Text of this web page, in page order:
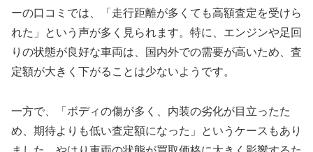
ーの口コミでは、「走行距離が多くても高額査定を受けら
れた」という声が多く見られます。特に、エンジンや足回
りの状態が良好な車両は、国内外での需要が高いため、査
定額が大きく下がることは少ないようです。
一方で、「ボディの傷が多く、内装の劣化が目立ったた
め、期待よりも低い査定額になった」というケースもあり